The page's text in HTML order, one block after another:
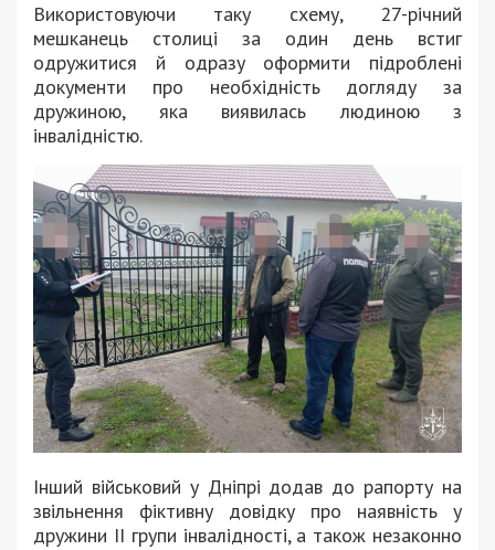
Використовуючи таку схему, 27-річний
мешканець столиці за один день встиг
одружитися й одразу оформити підроблені
документи про необхідність догляду за
дружиною, яка виявилась людиною з
інвалідністю.
Інший військовий у Дніпрі додав до рапорту на
звільнення фіктивну довідку про наявність у
дружини ІІ групи інвалідності, а також незаконно